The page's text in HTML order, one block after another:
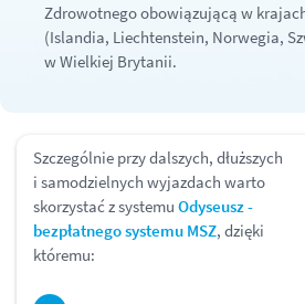
Zdrowotnego obowiązującą w
(Islandia, Liechtenstein, Norwegia,
w Wielkiej Brytanii.
Szczególnie przy dalszych, dłuższych
i samodzielnych wyjazdach warto
skorzystać z systemu Odyseusz -
bezpłatnego systemu MSZ, dzięki
któremu: